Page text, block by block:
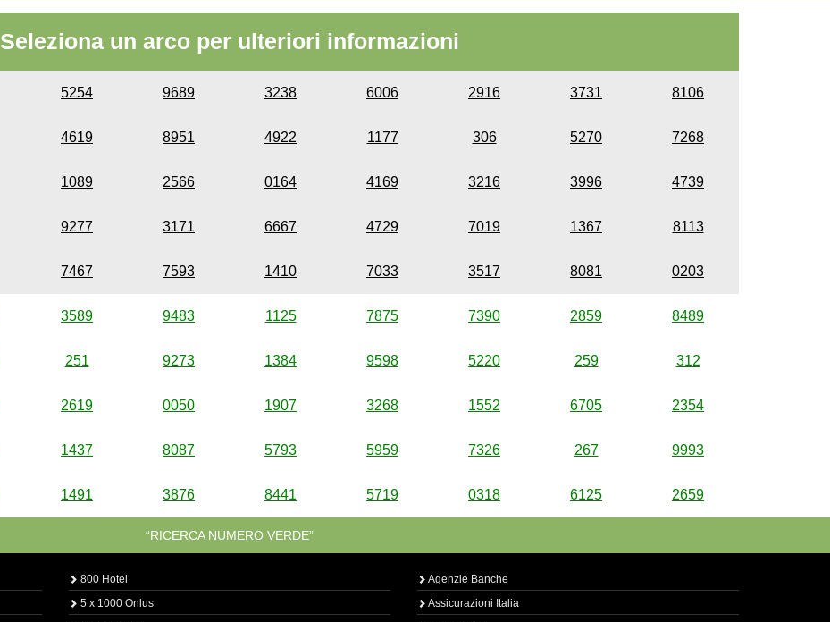
Seleziona un arco per ulteriori informazioni
5254 9689 3238 6006 2916 3731 8106
4619 8951 4922 1177 306 5270 7268
1089 2566 0164 4169 3216 3996 4739
9277 3171 6667 4729 7019 1367 8113
7467 7593 1410 7033 3517 8081 0203
3589 9483 1125 7875 7390 2859 8489
251 9273 1384 9598 5220 259 312
2619 0050 1907 3268 1552 6705 2354
1437 8087 5793 5959 7326 267 9993
1491 3876 8441 5719 0318 6125 2659
“RICERCA NUMERO VERDE”
800 Hotel
5 x 1000 Onlus
Agenzie Banche
Assicurazioni Italia